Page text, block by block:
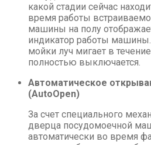
какой стадии сейчас
время работы
машины на полу
индикатор работы
мойки луч мигает в
полностью выключается.
Автоматическое
(AutoOpen)
За счет специального
дверца посудомоечной
автоматически во время